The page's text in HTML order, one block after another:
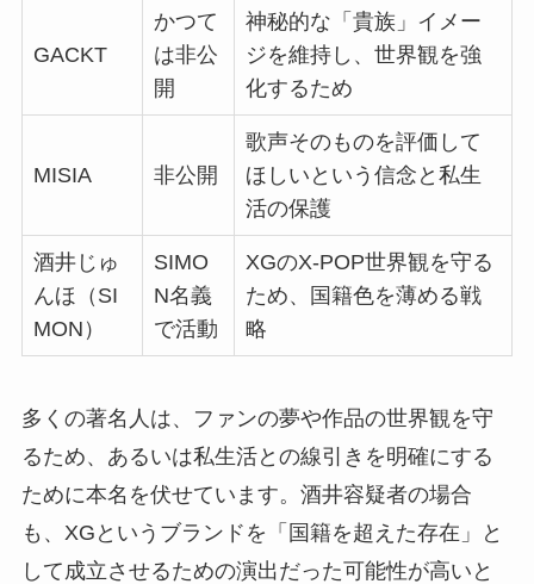
GACKT
かつて
は非公
開
神秘的な「貴族」イメー
ジを維持し、世界観を強
化するため
MISIA 非公開
歌声そのものを評価して
ほしいという信念と私生
活の保護
酒井じゅ
んほ（SI
MON）
SIMO
N名義
で活動
XGのX-POP世界観を守る
ため、国籍色を薄める戦
略
多くの著名人は、ファンの夢や作品の世界観を守
るため、あるいは私生活との線引きを明確にする
ために本名を伏せています。酒井容疑者の場合
も、XGというブランドを「国籍を超えた存在」と
して成立させるための演出だった可能性が高いと